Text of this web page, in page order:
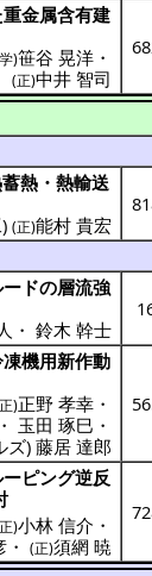
重金属含有建
)笹谷 晃洋・
(正)中井 智司
熱 ・熱輸送
) (正)能村 貴宏
ドの層流強
・ 鈴木 幹士
機用新作動
)正野 孝幸・
玉田 琢巳 ・
ズ) 藤居 達郎
ピング逆反
)小林 信介 ・
・ (正)須網 暁